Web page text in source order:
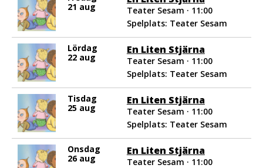
21 aug
Teater Sesam · 11:00
Spelplats: Teater Sesam
Lördag
22 aug
En Liten Stjärna
Teater Sesam · 11:00
Spelplats: Teater Sesam
Tisdag
25 aug
En Liten Stjärna
Teater Sesam · 11:00
Spelplats: Teater Sesam
Onsdag
26 aug
En Liten Stjärna
Teater Sesam · 11:00